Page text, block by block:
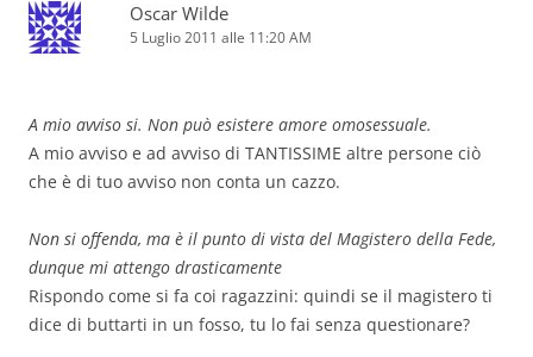
Oscar Wilde
5 Luglio 2011 alle 11:20 AM
A mio avviso si. Non può esistere amore omosessuale.
A mio avviso e ad avviso di TANTISSIME altre persone ciò
che è di tuo avviso non conta un cazzo.
Non si offenda, ma è il punto di vista del Magistero della Fede,
dunque mi attengo drasticamente
Rispondo come si fa coi ragazzini: quindi se il magistero ti
dice di buttarti in un fosso, tu lo fai senza questionare?